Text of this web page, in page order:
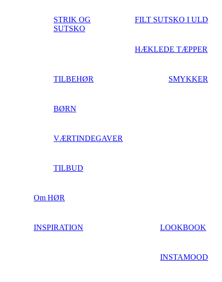
STRIK OG
SUTSKO
FILT SUTSKO I ULD
HÆKLEDE TÆPPER
TILBEHØR SMYKKER
BØRN
VÆRTINDEGAVER
TILBUD
Om HØR
INSPIRATION LOOKBOOK
INSTAMOOD